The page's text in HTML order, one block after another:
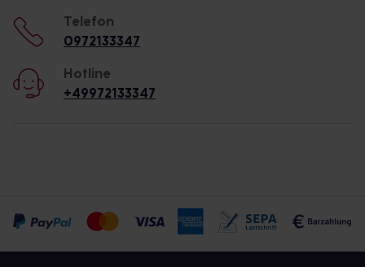
Telefon
0972133347
Hotline
+49972133347